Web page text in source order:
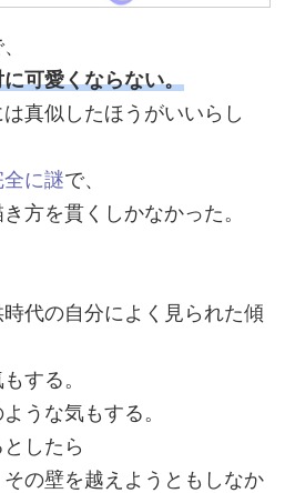
可愛くならない。
真似したほうがいいらし
に謎で、
方を貫くしかなかった。
代の自分によく見られた傾
する。
うな気もする。
したら
の壁を越えようともしなか